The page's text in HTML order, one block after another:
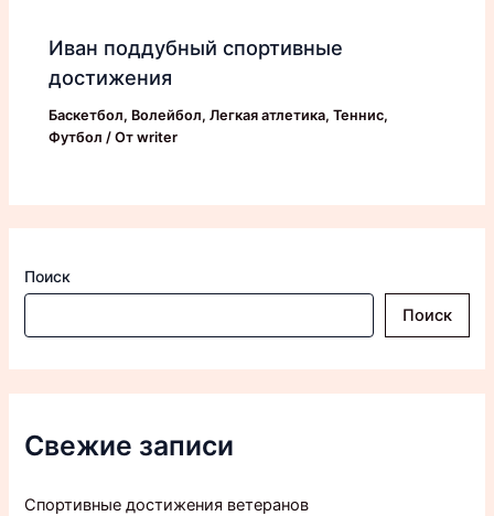
Иван поддубный спортивные
достижения
Баскетбол, Волейбол,Легкая атлетика,Теннис,
Футбол / Отwriter
Поиск
Поиск
Свежие записи
Спортивные достижения ветеранов